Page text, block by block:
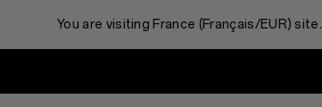
You are visiting France (Français/EUR) site.